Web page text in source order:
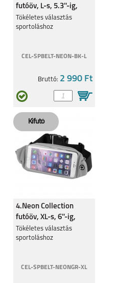
futóöv, L-s, 5.3''-ig,
fekete
Tökéletes választás
sportoláshoz
CEL-SPBELT-NEON-BK-L
Bruttó: 2 990 Ft
4.Neon Collection
futóöv, XL-s, 6''-ig,
szürke
Tökéletes választás
sportoláshoz
CEL-SPBELT-NEONGR-XL